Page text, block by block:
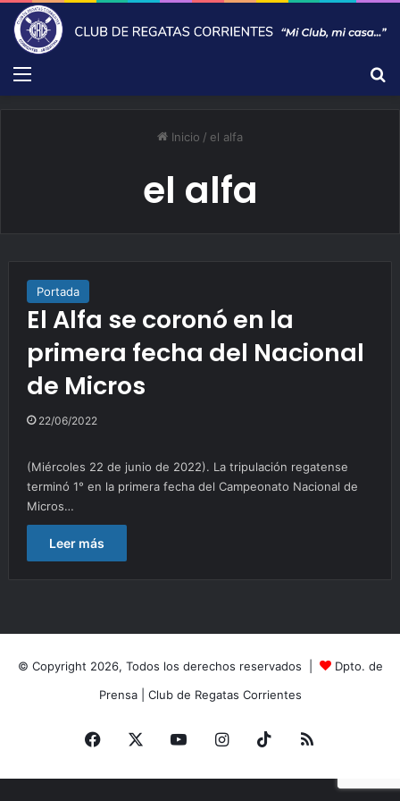
Menú
Inicio / el alfa
el alfa
Portada
El Alfa se coronó en la
primera fecha del Nacional
de Micros
22/06/2022
(Miércoles 22 de junio de 2022). La tripulación regatense
terminó 1° en la primera fecha del Campeonato Nacional de
Micros…
Leer más
© Copyright 2026, Todos los derechos reservados |
Dpto. de
Prensa| Club de Regatas Corrientes
Facebook YouTubeInstagram
TikTokRSS